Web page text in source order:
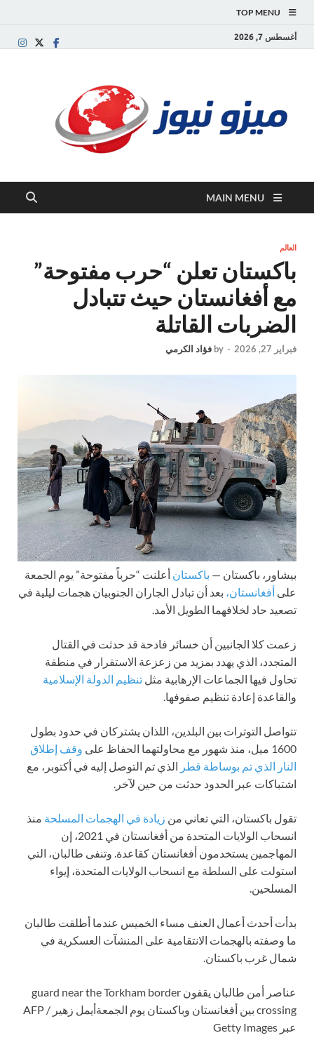
TOP MENU
أغسطس 7, 2026
MAIN MENU
العالم
باكستان تعلن “حرب مفتوحة”
مع أفغانستان حيث تتبادل
الضربات القاتلة
فبراير 27, 2026 -
by فؤاد الكرمي
بيشاور، باكستان — باكستان أعلنت “حرباً مفتوحة” يوم الجمعة
على أفغانستان، بعد أن تبادل الجاران الجنوبيان هجمات ليلية في
تصعيد حاد لخلافهما الطويل الأمد.
زعمت كلا الجانبين أن خسائر فادحة قد حدثت في القتال
المتجدد، الذي يهدد بمزيد من زعزعة الاستقرار في منطقة
تحاول فيها الجماعات الإرهابية مثل تنظيم الدولة الإسلامية
والقاعدة إعادة تنظيم صفوفها.
تتواصل التوترات بين البلدين، اللذان يشتركان في حدود بطول
1600 ميل، منذ شهور مع محاولتهما الحفاظ على
وقف إطلاق
النار الذي تم بوساطة قطر الذي تم التوصل إليه في أكتوبر، مع
اشتباكات عبر الحدود حدثت من حين لآخر.
تقول باكستان، التي تعاني من زيادة في الهجمات المسلحة منذ
انسحاب الولايات المتحدة من أفغانستان في 2021، إن
المهاجمين يستخدمون أفغانستان كقاعدة. وتنفى طالبان، التي
استولت على السلطة مع انسحاب الولايات المتحدة، إيواء
المسلحين.
بدأت أحدث أعمال العنف مساء الخميس عندما أطلقت طالبان
ما وصفته بالهجمات الانتقامية على المنشآت العسكرية في
شمال غرب باكستان.
عناصر أمن طالبان يقفون guard near the Torkham border
crossing بين أفغانستان وباكستان يوم الجمعة
أيمل زهير / AFP
عبر Getty Images